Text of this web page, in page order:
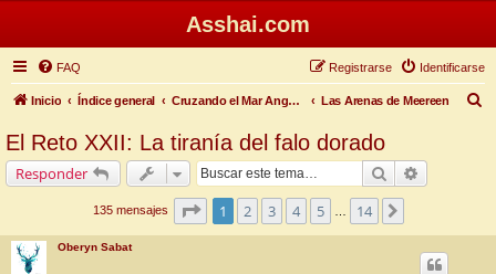
Asshai.com
FAQ Identificarse
Registrarse
Inicio Índice general Cruzando el Mar Angosto Las Arenas de Meereen
El Reto XXII: La tiranía del falo dorado
Responder Buscar
135 mensajes Página1 de 14
1 2 3 4 5 14
Oberyn Sabat